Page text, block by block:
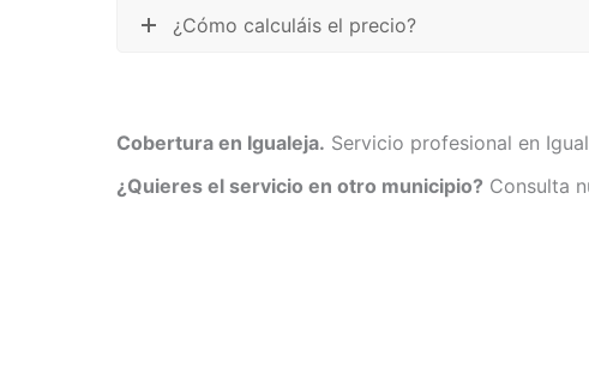
¿Cómo calculáis el precio?
Cobertura en Igualeja. Servicio profesional en
¿Quieres el servicio en otro municipio? Consulta